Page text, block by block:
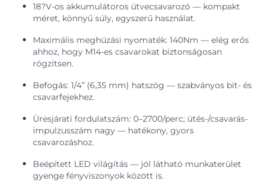
18?V-os akkumulátoros ütvecsavarozó — kompakt
méret, könnyű súly, egyszerű használat.
Maximális meghúzási nyomaték: 140Nm — elég erős
ahhoz, hogy M14-es csavarokat biztonságosan
rögzítsen.
Befogás: 1/4” (6,35 mm) hatszög — szabványos bit- és
csavarfejekhez.
Üresjárati fordulatszám: 0–2700/perc; ütés-/csavarás-
impulzusszám nagy — hatékony, gyors
csavarozáshoz.
Beépített LED világítás — jól látható munkaterület
gyenge fényviszonyok között is.